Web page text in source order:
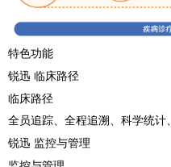
特色功能
锐迅 临床路径
临床路径
全员追踪、全程追溯、科学统计
锐迅 监控与管理